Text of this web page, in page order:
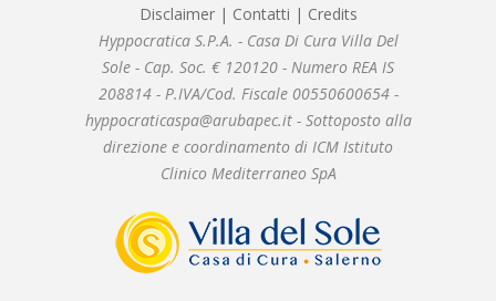
Disclaimer| Contatti | Credits
Hyppocratica S.P.A. - Casa Di Cura Villa Del
Sole - Cap. Soc. € 120120 - Numero REA IS
208814 - P.IVA/Cod. Fiscale 00550600654 -
hyppocraticaspa@arubapec.it - Sottoposto alla
direzione e coordinamento di ICM Istituto
Clinico Mediterraneo SpA